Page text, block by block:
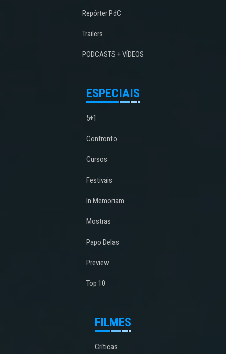
Repórter PdC
Trailers
PODCASTS + VÍDEOS
ESPECIAIS
5+1
Confronto
Cursos
Festivais
In Memoriam
Mostras
Papo Delas
Preview
Top 10
FILMES
Críticas